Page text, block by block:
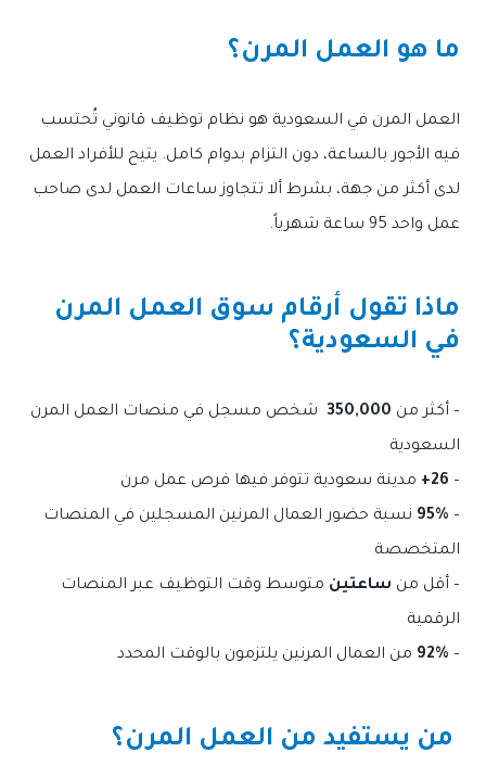
ما هو العمل المرن؟
العمل المرن في السعودية هو نظام توظيف قانوني تُحتسب
فيه الأجور بالساعة، دون التزام بدوام كامل. يتيح للأفراد العمل
لدى أكثر من جهة، بشرط ألا تتجاوز ساعات العمل لدى صاحب
عمل واحد 95 ساعة شهرياً.
ماذا تقول أرقام سوق العمل المرن
في السعودية؟
– أكثر من 350,000 شخص مسجل في منصات العمل المرن
السعودية
–
26+
مدينة سعودية تتوفر فيها فرص عمل مرن
–
95% نسبة حضور العمال المرنين المسجلين في المنصات
المتخصصة
– أقل من ساعتين متوسط وقت التوظيف عبر المنصات
الرقمية
–
92% من العمال المرنين يلتزمون بالوقت المحدد
من يستفيد من العمل المرن؟